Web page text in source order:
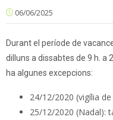
06/06/2025
Durant el període de
dilluns a dissabtes de 9 h. a
ha algunes excepcions:
24/12/2020 (vigília
25/12/2020 (Nadal):